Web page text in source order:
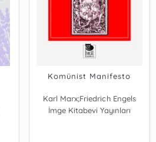
Komünist Manifesto
Karl Marx;Friedrich Engels
İmge Kitabevi Yayınları